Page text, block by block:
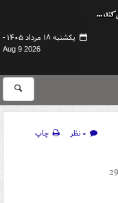
یکشنبه ۱۸ مرداد ۱۴۰۵ -
Aug 9 2026
۰ نظر
چاپ